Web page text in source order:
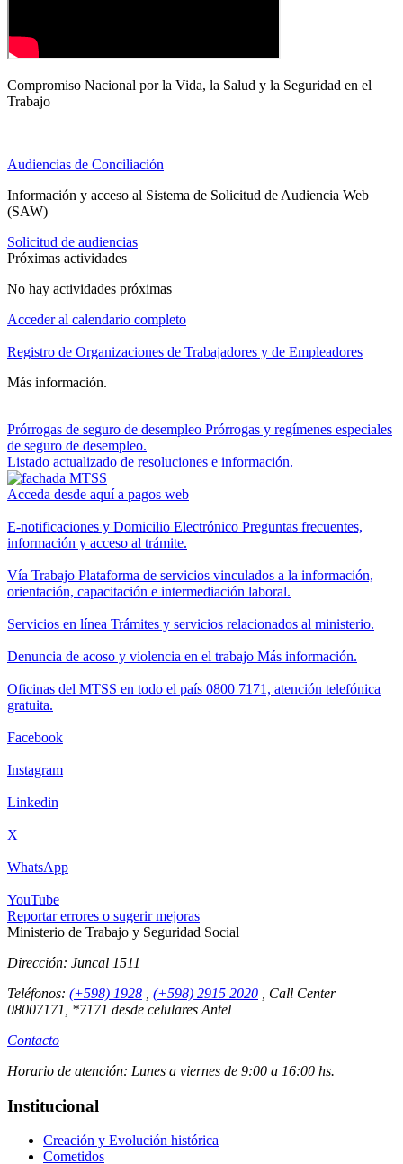
Compromiso Nacional por la Vida, la Salud y la Seguridad en el
Trabajo
Audiencias de Conciliación
Información y acceso al Sistema de Solicitud de Audiencia Web
(SAW)
Solicitud de audiencias
Próximas actividades
No hay actividades próximas
Acceder al calendario completo
Registro de Organizaciones de Trabajadores y de Empleadores
Más información.
Prórrogas de seguro de desempleo Prórrogas y regímenes especiales
de seguro de desempleo.
Listado actualizado de resoluciones e información.
Acceda desde aquí a pagos web
E-notificaciones y Domicilio Electrónico Preguntas frecuentes,
información y acceso al trámite.
Vía Trabajo Plataforma de servicios vinculados a la información,
orientación, capacitación e intermediación laboral.
Servicios en línea Trámites y servicios relacionados al ministerio.
Denuncia de acoso y violencia en el trabajo Más información.
Oficinas del MTSS en todo el país 0800 7171, atención telefónica
gratuita.
Facebook
Instagram
Linkedin
X
WhatsApp
YouTube
Reportar errores o sugerir mejoras
Ministerio de Trabajo y Seguridad Social
Dirección: Juncal 1511
Teléfonos: (+598) 1928 (+598) 2915 2020
Call Center
08007171, *7171 desde celulares Antel
Contacto
Horario de atención: Lunes a viernes de 9:00 a 16:00 hs.
Institucional
Creación y Evolución histórica
Cometidos